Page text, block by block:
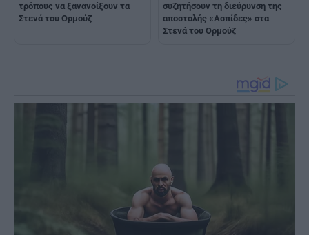
τρόπους να ξανανοίξουν τα
Στενά του Ορμούζ
συζητήσουν τη διεύρυνση της
αποστολής «Ασπίδες» στα
Στενά του Ορμούζ